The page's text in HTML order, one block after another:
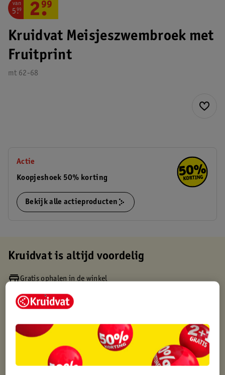
Kruidvat Meisjeszwembroek met
Fruitprint
mt 62-68
van
5.
99 2.
99
Actie
Koopjeshoek 50% korting
Bekijk alle actieproducten
Kruidvat is altijd voordelig
Gratis ophalen in de winkel
Gratis thuisbezorgd vanaf 50.00
Gratis punten met je Kruidvat kaart